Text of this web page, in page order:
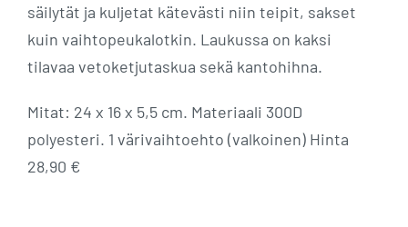
säilytät ja kuljetat kätevästi niin teipit, sakset
kuin vaihtopeukalotkin. Laukussa on kaksi
tilavaa vetoketjutaskua sekä kantohihna.
Mitat: 24 x 16 x 5,5 cm. Materiaali 300D
polyesteri. 1 värivaihtoehto (valkoinen) Hinta
28,90 €